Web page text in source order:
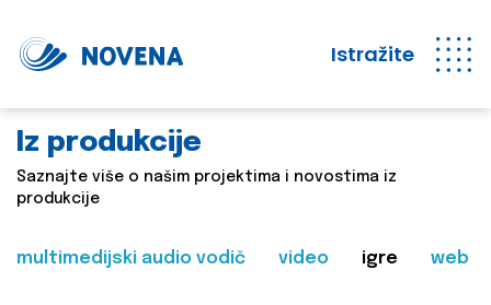
Istražite
Iz produkcije
Saznajte više o našim projektima i novostima iz
produkcije
multimedijski audio vodič video igre web